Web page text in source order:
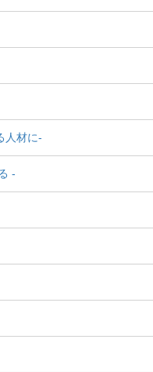
人材に-
-